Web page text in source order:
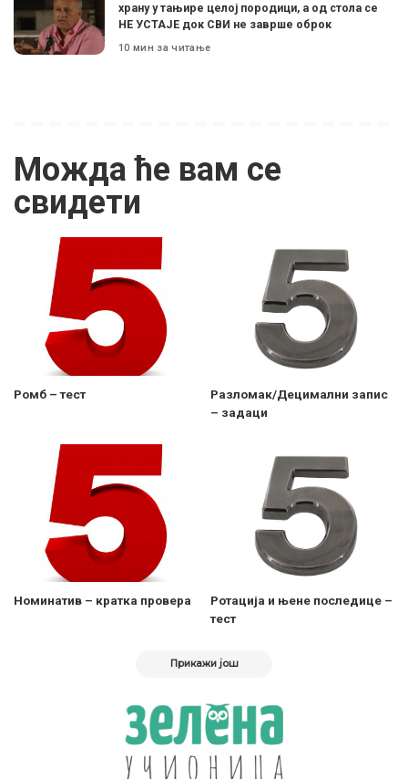
храну у тањире целој породици, а од стола се
НЕ УСТАЈЕ док СВИ не заврше оброк
10 мин за читање
Можда ће вам се
свидети
Ромб – тест
Разломак/Децимални запис
– задаци
Номинатив – кратка провера
Ротација и њене последице –
тест
Прикажи још